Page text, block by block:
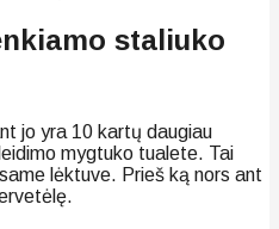
staliuko
jo yra 10 kartų daugiau
mygtuko tualete. Tai
lėktuve. Prieš ką nors ant